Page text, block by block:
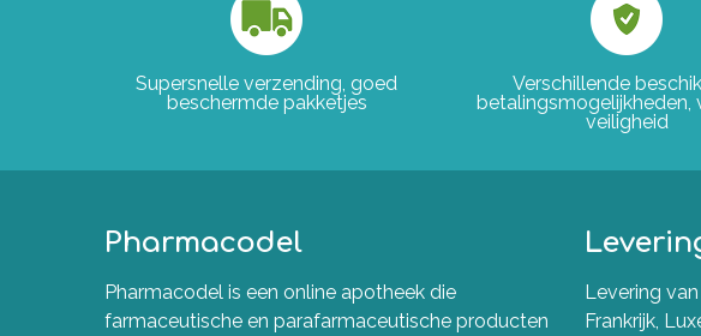
Supersnelle verzending, goed
beschermde pakketjes
Verschillende
betalingsmogelijkheden,
veiligheid
Pharmacodel
Pharmacodel is een online apotheek die
farmaceutische en parafarmaceutische producten
Levering
Frankrijk,